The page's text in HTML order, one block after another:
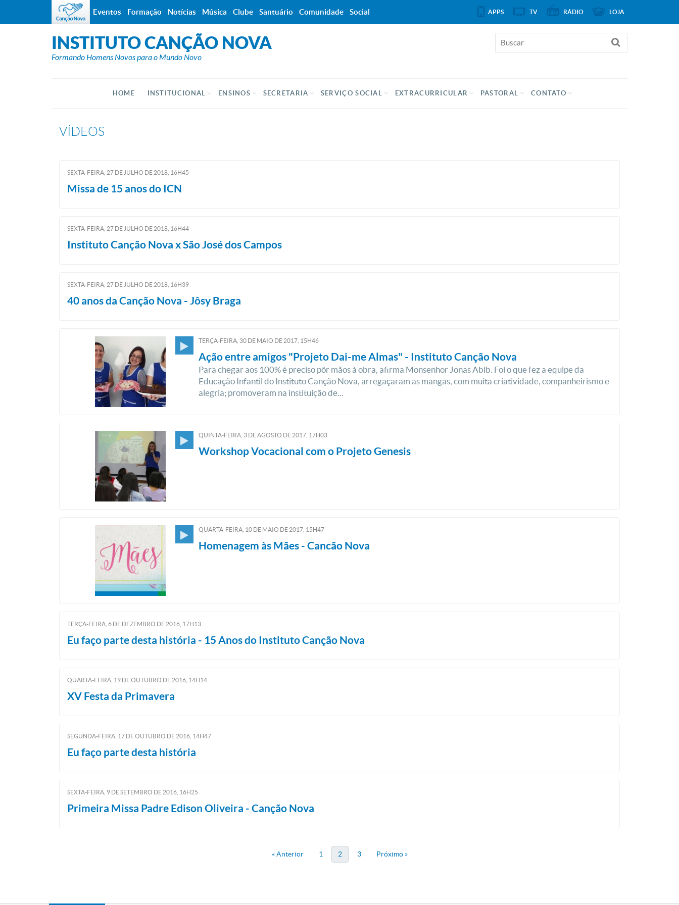
INSTITUTO CANÇÃO NOVA
Formando Homens Novos para o Mundo Novo
HOME INSTITUCIONAL ENSINOS SECRETARIA SERVIÇO SOCIAL EXTRACURRICULAR PASTORAL CONTATO
VÍDEOS
SEXTA-FEIRA, 27 DE JULHO DE 2018, 16H45
Missa de 15 anos do ICN
SEXTA-FEIRA, 27 DE JULHO DE 2018, 16H44
Instituto Canção Nova x São José dos Campos
SEXTA-FEIRA, 27 DE JULHO DE 2018, 16H39
40 anos da Canção Nova - Jôsy Braga
TERÇA-FEIRA, 30 DE MAIO DE 2017, 15H46
Ação entre amigos "Projeto Dai-me Almas" - Instituto Canção Nova
Para chegar aos 100% é preciso pôr mãos à obra, afirma Monsenhor Jonas Abib. Foi o que fez a equipe da
Educação Infantil do Instituto Canção Nova, arregaçaram as mangas, com muita criatividade, companheirismo e
alegria; promoveram na instituição de...
QUINTA-FEIRA, 3 DEAGOSTO DE 2017, 17H03
Workshop Vocacional com o Projeto Genesis
QUARTA-FEIRA, 10 DE MAIO DE 2017, 15H47
Homenagem às Mães - Cancão Nova
TERÇA-FEIRA, 6 DE DEZEMBRO DE 2016, 17H13
Eu faço parte desta história - 15 Anos do Instituto Canção Nova
QUARTA-FEIRA, 19 DEOUTUBRO DE 2016, 14H14
XV Festa da Primavera
SEGUNDA-FEIRA, 17 DEOUTUBRO DE 2016, 14H47
Eu faço parte desta história
SEXTA-FEIRA, 9 DESETEMBRO DE 2016, 16H25
Primeira Missa Padre Edison Oliveira - Canção Nova
« Anterior 1 2 3 Próximo »
Eventos Formação Notícias Música Clube Santuário Comunidade Social APPS TV RÁDIO LOJA